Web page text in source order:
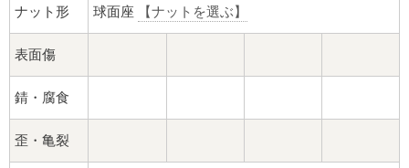
球面座ナット
ナット形 球面座 【ナットを選ぶ】
表面傷
錆・腐食
歪・亀裂